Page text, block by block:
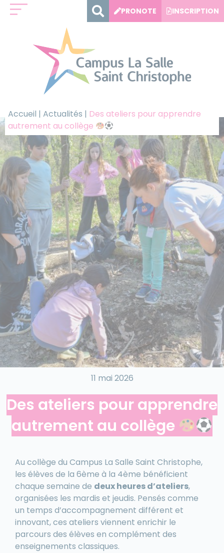
PRONOTE INSCRIPTION
Accueil | Actualités | Des ateliers pour apprendre
autrement au collège
11 mai 2026
Des ateliers pour apprendre
autrement au collège
Au collège du Campus La Salle Saint Christophe,
les élèves de la 6ème à la 4ème bénéficient
chaque semaine de deux heures d’ateliers,
organisées les mardis et jeudis. Pensés comme
un temps d’accompagnement différent et
innovant, ces ateliers viennent enrichir le
parcours des élèves en complément des
enseignements classiques.
Panneau de gestion des cookies